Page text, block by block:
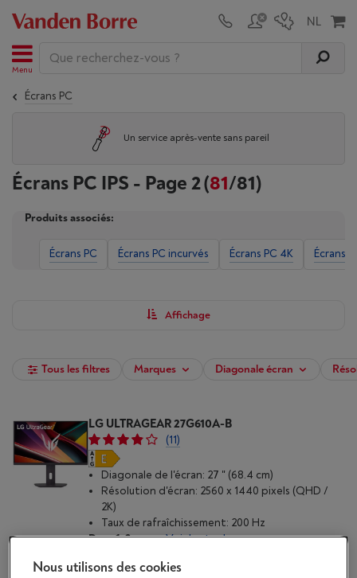
Menu
Écrans PC
Un service après-vente sans pareil
Écrans PC IPS - Page 2(81/81)
Produits associés:
Écrans PC Écrans PC incurvés Écrans PC 4K Écrans
Affichage
Tous les filtres Marques Diagonale écran
LG ULTRAGEAR 27G610A-B
(11)
Diagonale de l'écran: 27 " (68.4 cm)
Résolution d'écran: 2560 x 1440 pixels (QHD /
2K)
Taux de rafraîchissement: 200 Hz
Dans 1-2 sem.-Voir le stock
€ 169,00
Nous utilisons des cookies